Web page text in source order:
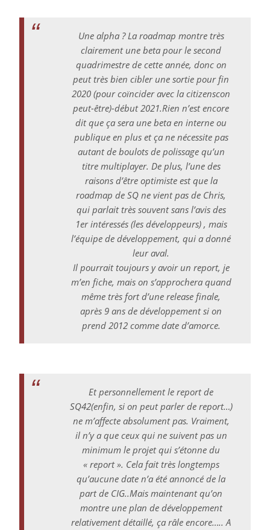
Une alpha ? La roadmap montre très
clairement une beta pour le second
quadrimestre de cette année, donc on
peut très bien cibler une sortie pour fin
2020 (pour coïncider avec la citizenscon
peut-être)-début 2021.Rien n’est encore
dit que ça sera une beta en interne ou
publique en plus et ça ne nécessite pas
autant de boulots de polissage qu’un
titre multiplayer. De plus, l’une des
raisons d’être optimiste est que la
roadmap de SQ ne vient pas de Chris,
qui parlait très souvent sans l’avis des
1er intéressés (les développeurs) , mais
l’équipe de développement, qui a donné
leur aval.
Il pourrait toujours y avoir un report, je
m’en fiche, mais on s’approchera quand
même très fort d’une release finale,
après 9 ans de développement si on
prend 2012 comme date d’amorce.
Et personnellement le report de
SQ42(enfin, si on peut parler de report…)
ne m’affecte absolument pas. Vraiment,
il n’y a que ceux qui ne suivent pas un
minimum le projet qui s’étonne du
« report ». Cela fait très longtemps
qu’aucune date n’a été annoncé de la
part de CIG..Mais maintenant qu’on
montre une plan de développement
relativement détaillé, ça râle encore….. A